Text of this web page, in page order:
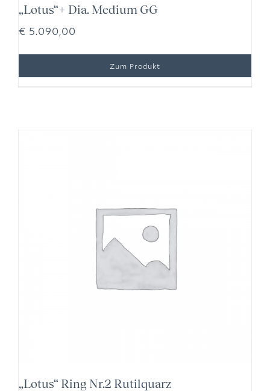
„Lotus“+ Dia. Medium GG
€ 5.090,00
„Lotus“ Ring Nr.2 Rutilquarz